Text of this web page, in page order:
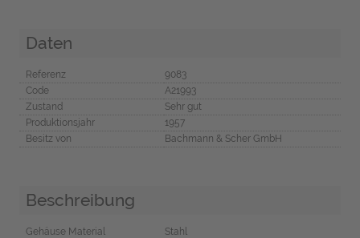
Daten
Referenz
9083
Code
A21993
Zustand
Sehr gut
Produktionsjahr
1957
Besitz von
Bachmann & Scher GmbH
Beschreibung
Gehäuse Material
Stahl